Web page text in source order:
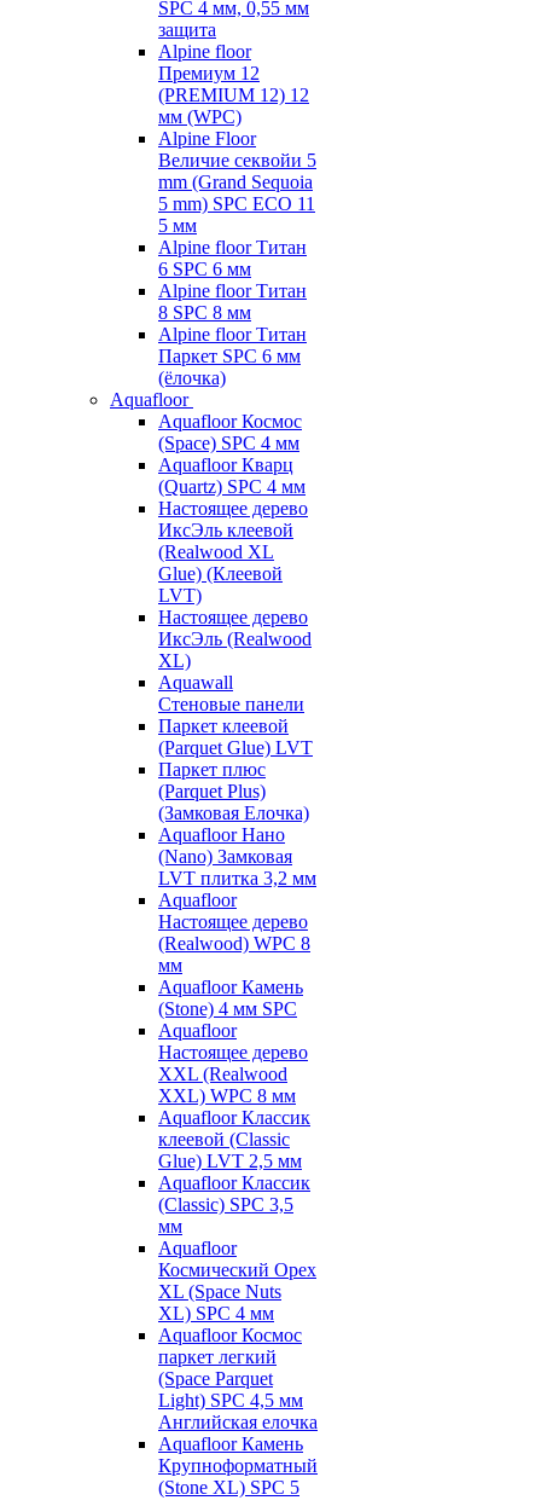
SPC 4 мм, 0,55 мм
защита
Alpine floor
Премиум 12
(PREMIUM 12) 12
мм (WPC)
Alpine Floor
Величие секвойи 5
mm (Grand Sequoia
5 mm) SPC ECO 11
5 мм
Alpine floor Титан
6 SPC 6 мм
Alpine floor Титан
8 SPC 8 мм
Alpine floor Титан
Паркет SPC 6 мм
(ёлочка)
Aquafloor
Aquafloor Космос
(Space) SPC 4 мм
Aquafloor Кварц
(Quartz) SPC 4 мм
Настоящее дерево
ИксЭль клеевой
(Realwood XL
Glue) (Клеевой
LVT)
Настоящее дерево
ИксЭль (Realwood
XL)
Aquawall
Стеновые панели
Паркет клеевой
(Parquet Glue) LVT
Паркет плюс
(Parquet Plus)
(Замковая Елочка)
Aquafloor Нано
(Nano) Замковая
LVT плитка 3,2 мм
Aquafloor
Настоящее дерево
(Realwood) WPC 8
мм
Aquafloor Камень
(Stone) 4 мм SPC
Aquafloor
Настоящее дерево
XXL (Realwood
XXL) WPC 8 мм
Aquafloor Классик
клеевой (Classic
Glue) LVT 2,5 мм
Aquafloor Классик
(Classic) SPC 3,5
мм
Aquafloor
Космический Орех
XL (Space Nuts
XL) SPC 4 мм
Aquafloor Космос
паркет легкий
(Space Parquet
Light) SPC 4,5 мм
Английская елочка
Aquafloor Камень
Крупноформатный
(Stone XL) SPC 5